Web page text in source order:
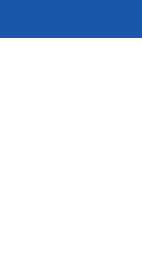
跳转到